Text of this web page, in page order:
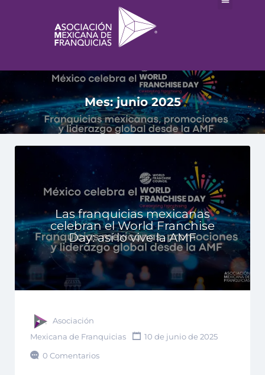
Mes:junio 2025
Las franquicias mexicanas
celebran el World Franchise
Day: así lo vive la AMF
Asociación
Mexicana de Franquicias
10 de junio de 2025
0 Comentarios